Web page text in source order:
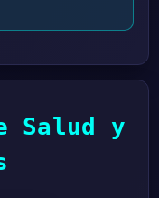
Salud y